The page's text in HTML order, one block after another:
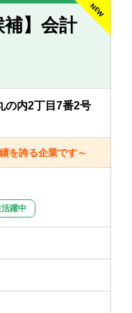
補】会計
の内2丁目7番2号
を誇る企業です～
躍中